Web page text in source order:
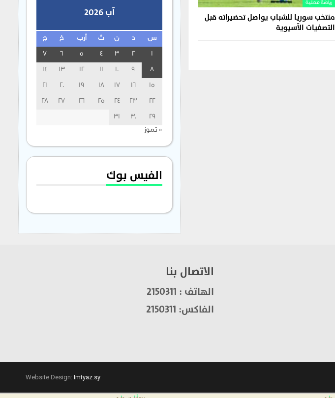
رياضة محلية
منتخب سوريا للشباب يواصل تحضيراته قبل
التصفيات الآسيوية
آب 2026
س د ن ث أرب خ ج
1
2
3
4
5
6
7
8
9
10
11
12
13
14
15
16
17
18
19
20
21
22
23
24
25
26
27
28
29
30
31
« تموز
الفيس بوك
الاتصال بنا
الهاتف : 2150311
الفاكس: 2150311
Website Design: Imtyaz.sy